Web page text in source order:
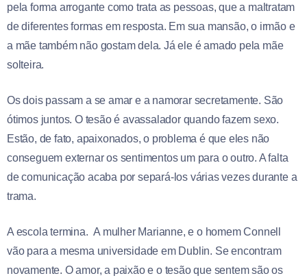
pela forma arrogante como trata as pessoas, que a maltratam
de diferentes formas em resposta. Em sua mansão, o irmão e
a mãe também não gostam dela. Já ele é amado pela mãe
solteira.
Os dois passam a se amar e a namorar secretamente. São
ótimos juntos. O tesão é avassalador quando fazem sexo.
Estão, de fato, apaixonados, o problema é que eles não
conseguem externar os sentimentos um para o outro. A falta
de comunicação acaba por separá-los várias vezes durante a
trama.
A escola termina. A mulher Marianne, e o homem Connell
vão para a mesma universidade em Dublin. Se encontram
novamente. O amor, a paixão e o tesão que sentem são os